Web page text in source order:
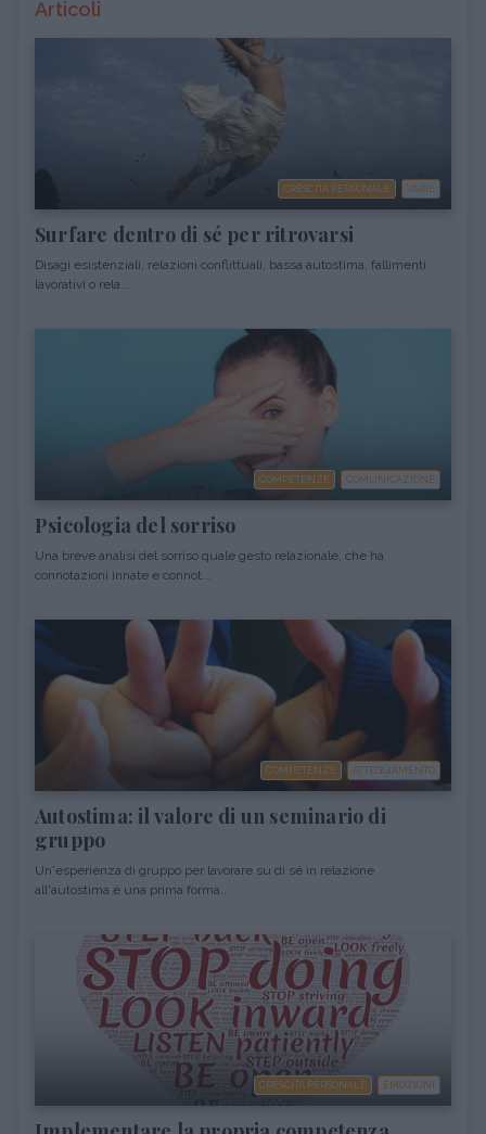
Articoli
CRESCITA PERSONALE VARIE
Surfare dentro di sé per ritrovarsi
Disagi esistenziali, relazioni conflittuali, bassa autostima, fallimenti
lavorativi o rela...
COMPETENZE COMUNICAZIONE
Psicologia del sorriso
Una breve analisi del sorriso quale gesto relazionale, che ha
connotazioni innate e connot...
COMPETENZE ATTEGGIAMENTO
Autostima: il valore di un seminario di
gruppo
Un'esperienza di gruppo per lavorare su di sé in relazione
all'autostima è una prima forma...
CRESCITA PERSONALE EMOZIONI